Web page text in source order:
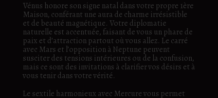
Vénus honore son signe natal dans votre propre 1ère
Maison, conférant une aura de charme irrésistible
et de beauté magnétique. Votre diplomatie
naturelle est accentuée, faisant de vous un phare de
paix et d’attraction partout où vous allez. Le carré
avec Mars et l’opposition à Neptune peuvent
susciter des tensions intérieures ou de la confusion,
mais ce sont des invitations à clarifier vos désirs et à
vous tenir dans votre vérité.
Le sextile harmonieux avec Mercure vous permet